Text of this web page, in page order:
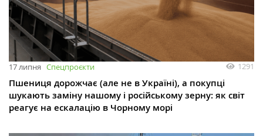
17 липня Спецпроєкти 1291
Пшениця дорожчає (але не в Україні), а покупці
шукають заміну нашому і російському зерну: як світ
реагує на ескалацію в Чорному морі